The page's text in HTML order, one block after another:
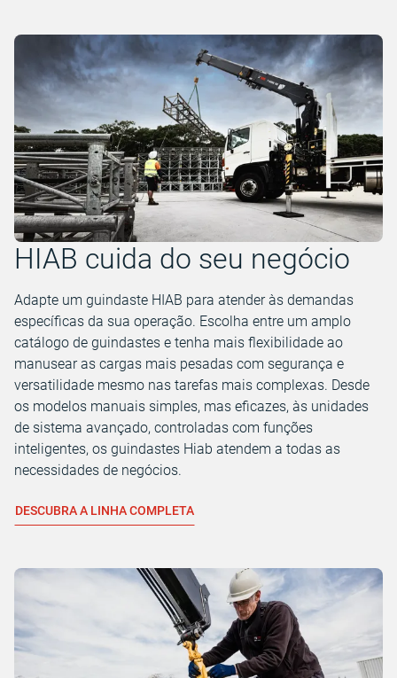
HIAB cuida do seu negócio
Adapte um guindaste HIAB para atender às demandas
específicas da sua operação. Escolha entre um amplo
catálogo de guindastes e tenha mais flexibilidade ao
manusear as cargas mais pesadas com segurança e
versatilidade mesmo nas tarefas mais complexas. Desde
os modelos manuais simples, mas eficazes, às unidades
de sistema avançado, controladas com funções
inteligentes, os guindastes Hiab atendem a todas as
necessidades de negócios.
DESCUBRA A LINHA COMPLETA